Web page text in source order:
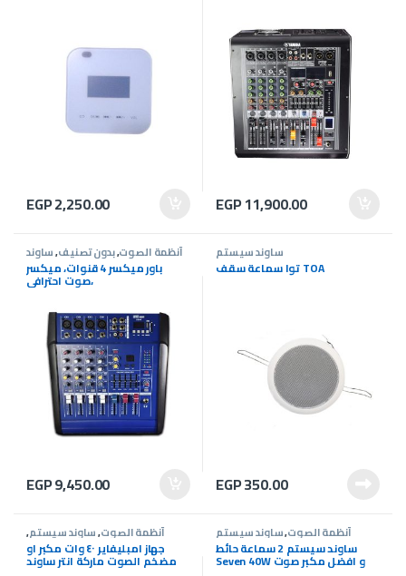
EGP2,250.00 EGP11,900.00
أنظمة الصوت,بدون تصنيف,ساوند
سيستم,عروض ساوند سيستم
باور ميكسر 4 قنوات، ميكسر
صوت احترافي،
EGP9,450.00
ساوند سيستم
توا سماعة سقف TOA
EGP350.00
أنظمة الصوت,ساوند سيستم,
عروض ساوند سيستم
جهاز امبليفاير ٤٠ وات مكبر او
مضخم الصوت ماركة انتر ساوند
أنظمة الصوت,ساوند سيستم
ساوند سيستم 2 سماعة حائط
Seven 40W و افضل مكبر صوت